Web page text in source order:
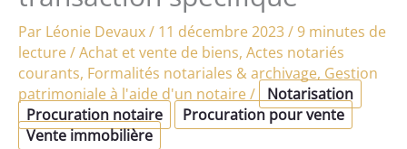
Par Léonie Devaux/ 11 décembre 2023/9 minutes de
lecture/Achat et vente de biens, Actes notariés
courants, Formalités notariales & archivage, Gestion
patrimoniale à l'aide d'un notaire/
Notarisation
Procuration notaire
Procuration pour vente
Vente immobilière